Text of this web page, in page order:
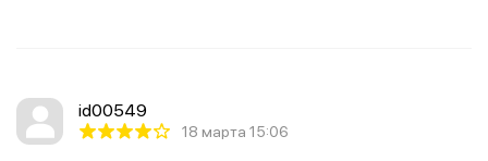
id00549
18 марта 15:06